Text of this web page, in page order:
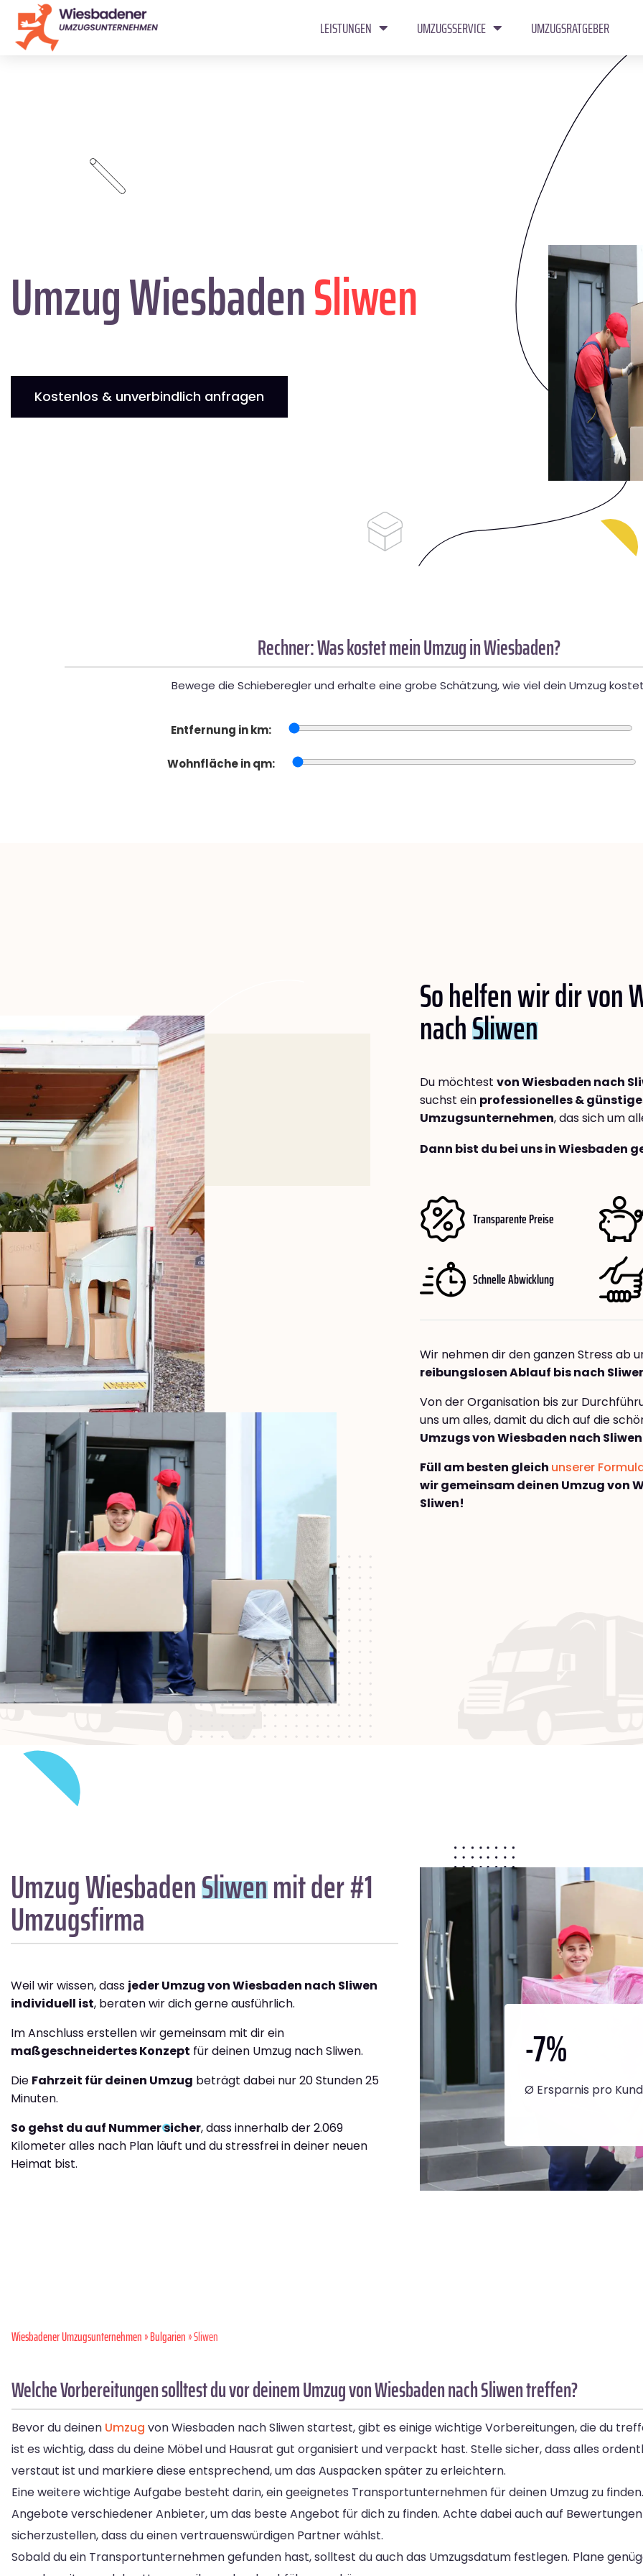
LEISTUNGEN UMZUGSSERVICE UMZUGSRATGEBER
Umzug WiesbadenSliwen
Kostenlos & unverbindlich anfragen
Rechner: Was kostet mein Umzug in Wiesbaden?
Bewege die Schieberegler und erhalte eine grobe Schätzung, wie viel dein Umzug
Entfernung in km:
Wohnfläche in qm:
So helfen wir dir von
nachSliwen
Du möchtest von Wiesbaden nach
suchst ein professionelles &
Umzugsunternehmen, das sich um
Dann bist du bei uns in Wiesbaden
Transparente Preise
Schnelle Abwicklung
Wir nehmen dir den ganzen Stress ab
reibungslosen Ablauf bis nach
Von der Organisation bis zur
uns um alles, damit du dich auf die
Umzugs von Wiesbaden nach Sliwen
Füll am besten gleich unserer
wir gemeinsam deinen Umzug von
Sliwen!
Umzug WiesbadenSliwenmit der #1
Umzugsfirma
Weil wir wissen, dass jeder Umzug von Wiesbaden nach Sliwen
individuell ist, beraten wir dich gerne ausführlich.
Im Anschluss erstellen wir gemeinsam mit dir ein
maßgeschneidertes Konzept für deinen Umzug nach Sliwen.
Die Fahrzeit für deinen Umzug beträgt dabei nur 20 Stunden 25
Minuten.
So gehst du auf Nummer sicher, dass innerhalb der 2.069
Kilometer alles nach Plan läuft und du stressfrei in deiner neuen
Heimat bist.
-7%
Ø Ersparnis pro
Wiesbadener Umzugsunternehmen»Bulgarien» Sliwen
Welche Vorbereitungen solltest du vor deinem Umzug von Wiesbaden nach Sliwen treffen?
Bevor du deinen Umzug von Wiesbaden nach Sliwen startest, gibt es einige wichtige Vorbereitungen, die du
ist es wichtig, dass du deine Möbel und Hausrat gut organisiert und verpackt hast. Stelle sicher, dass alles
verstaut ist und markiere diese entsprechend, um das Auspacken später zu erleichtern.
Eine weitere wichtige Aufgabe besteht darin, ein geeignetes Transportunternehmen für deinen Umzug zu
Angebote verschiedener Anbieter, um das beste Angebot für dich zu finden. Achte dabei auch auf
sicherzustellen, dass du einen vertrauenswürdigen Partner wählst.
Sobald du ein Transportunternehmen gefunden hast, solltest du auch das Umzugsdatum festlegen. Plane